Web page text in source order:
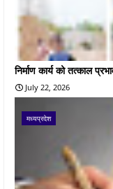
निर्माण कार्य को तत्काल
July 22, 2026
मध्यप्रदेश